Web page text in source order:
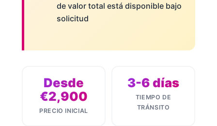
de valor total está disponible bajo
solicitud
Desde
€2,900
PRECIO INICIAL
3-6 días
TIEMPO DE
TRÁNSITO